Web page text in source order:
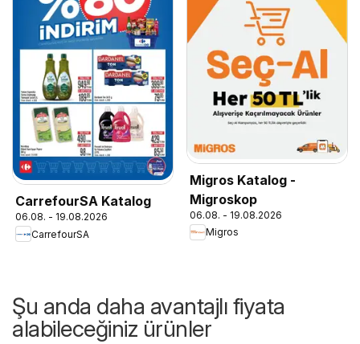
CarrefourSA Katalog
06.08. - 19.08.2026
CarrefourSA
Migros Katalog -
Migroskop
06.08. - 19.08.2026
Migros
Şu anda daha avantajlı fiyata
alabileceğiniz ürünler